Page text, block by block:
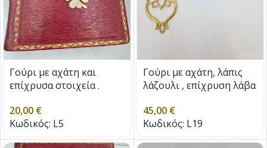
Γούρι με αχάτη και
επίχρυσα στοιχεία .
20,00 €
Κωδικός: L5
Γούρι με αχάτη, λάπις
λάζουλι , επίχρυση λάβα
45,00 €
Κωδικός: L19